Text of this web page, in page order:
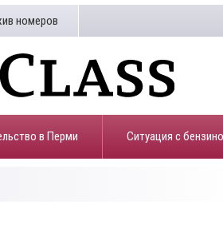
номеров
в Перми ​Ситуация с